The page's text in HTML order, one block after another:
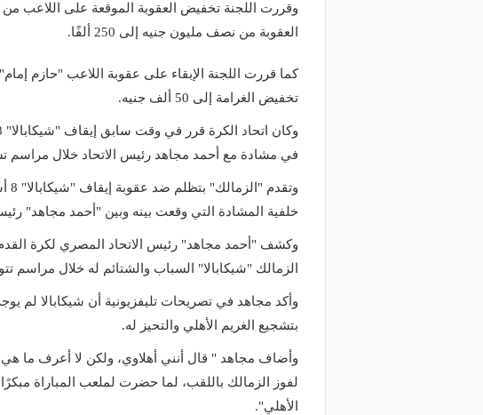
العقوبة من نصف مليون جنيه إلى 250 ألفًا.
تخفيض الغرامة إلى 50 ألف جنيه.
في مشادة مع أحمد مجاهد رئيس الاتحاد خلال مراسم
خلفية المشادة التي وقعت بينه وبين "أحمد مجاهد" رئيس
وكشف "أحمد مجاهد" رئيس الاتحاد المصري لكرة
الزمالك "شيكابالا" السباب والشتائم له خلال مراسم
وأكد مجاهد في تصريحات تليفزيونية أن شيكابالا لم
بتشجيع الغريم الأهلي والتحيز له.
وأضاف مجاهد " قال أنني أهلاوي، ولكن لا أعرف ما هي
لفوز الزمالك باللقب، لما حضرت لملعب المباراة
الأهلي".
منذ 17 ساعة
صانع المجد ومسبب الأزمات.. كيف أدار
والد ميسي إمبراطورية نجله بين النجاح
والمحاكم؟
يذهب لريال مدريد؟.. السيتي يرفض